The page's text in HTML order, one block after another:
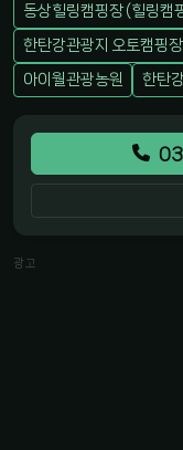
동상힐링캠핑장 (힐링캠
한탄강관광지 오토캠핑장
아이월관광농원
한탄
광고